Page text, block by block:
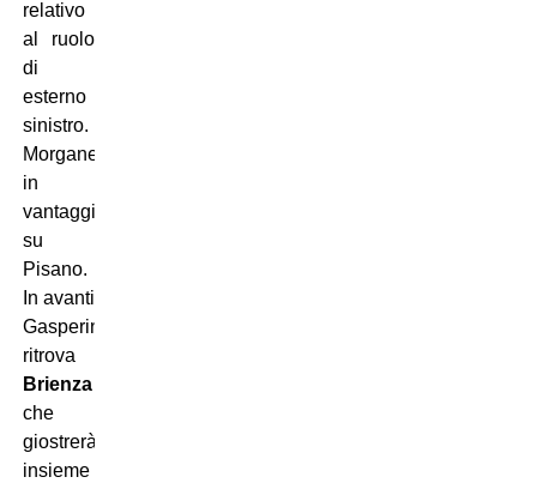
relativo
al ruolo
di
esterno
sinistro.
Morganella
in
vantaggio
su
Pisano.
In avanti
Gasperini
ritrova
Brienza
che
giostrerà
insieme